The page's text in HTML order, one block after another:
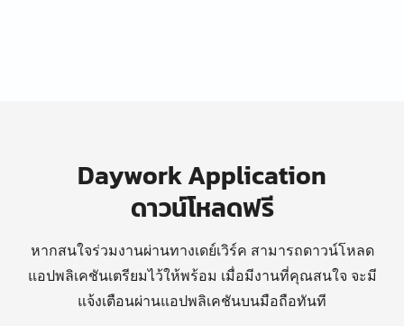
Daywork Application
ดาวน์โหลดฟรี
หากสนใจร่วมงานผ่านทางเดย์เวิร์ค สามารถดาวน์โหลด
แอปพลิเคชันเตรียมไว้ให้พร้อม เมื่อมีงานที่คุณสนใจ จะมี
แจ้งเตือนผ่านแอปพลิเคชันบนมือถือทันที